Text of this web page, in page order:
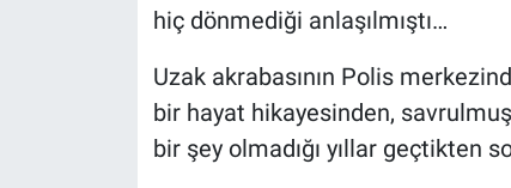
hiç dönmediği anlaşılmıştı…
Uzak akrabasının Polis
bir hayat hikayesinden,
bir şey olmadığı yıllar geçtikten